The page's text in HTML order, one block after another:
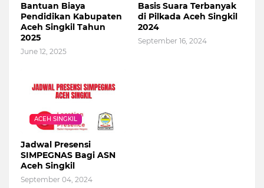
Bantuan Biaya
Pendidikan Kabupaten
Aceh Singkil Tahun
2025
June 12, 2025
Basis Suara Terbanyak
di Pilkada Aceh Singkil
2024
September 16, 2024
ACEH SINGKIL
Jadwal Presensi
SIMPEGNAS Bagi ASN
Aceh Singkil
September 04, 2024